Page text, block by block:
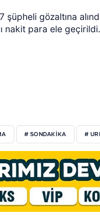
gözaltına
nakit para ele geçirildi.
# SONDAKIKA #